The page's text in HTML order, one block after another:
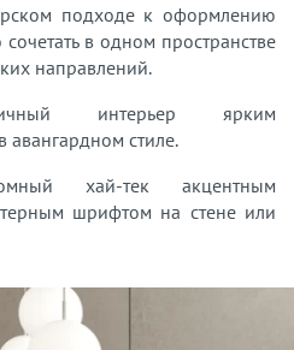
подходе к оформлению
в одном пространстве
направлений.
интерьер ярким
авангардном стиле.
хай-тек акцентным
шрифтом на стене или